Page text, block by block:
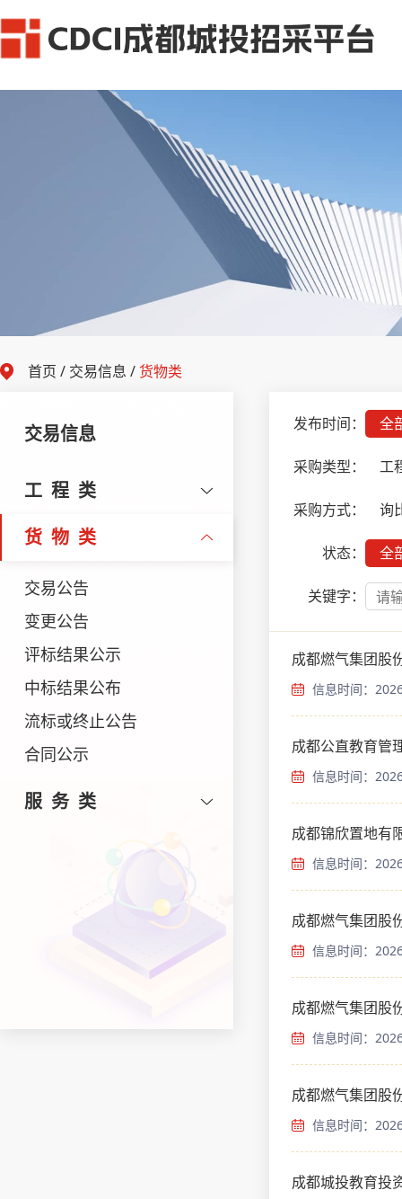
首页 / 交易信息 /货物类
交易信息
工程类
货物类
交易公告
变更公告
评标结果公示
中标结果公布
流标或终止公告
合同公示
服务类
发布时间： 全
采购类型： 工
采购方式： 询
状态： 全
关键字：
成都燃气集团股
信息时间：
成都公直教育管
信息时间：
成都锦欣置地有
信息时间：
成都燃气集团股
信息时间：
成都燃气集团股
信息时间：
成都燃气集团股
信息时间：
成都城投教育投